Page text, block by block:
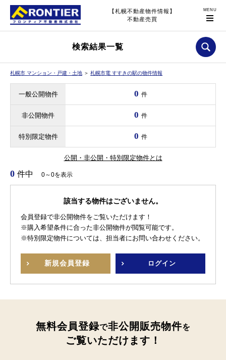
【札幌不動産物件情報】
不動産売買
検索結果一覧
札幌市 マンション・戸建・土地 ＞ 札幌市電 すすきの駅の物件情報
一般公開物件 0 件
非公開物件 0 件
特別限定物件 0 件
公開・非公開・特別限定物件とは
0 件中 0～0を表示
該当する物件はございません。
会員登録で非公開物件をご覧いただけます！
※購入希望条件に合った非公開物件が閲覧可能です。
※特別限定物件については、担当者にお問い合わせください。
新規会員登録 ログイン
無料会員登録で非公開販売物件を
ご覧いただけます！